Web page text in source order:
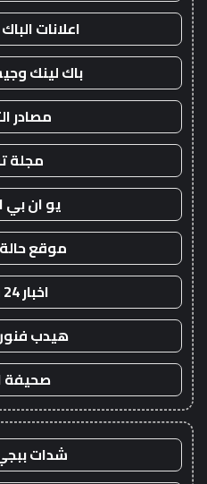
اعلانات الباك
باك لينك
مصادر
مجلة
يو ان بي
موقع
اخبار 24 ساعة
هيدب
صحيفة
شدات